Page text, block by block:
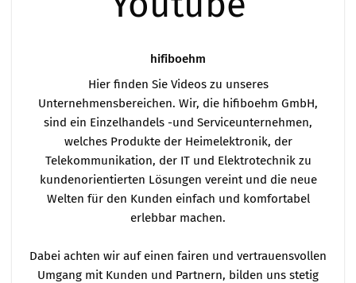
hifiboehm
Hier finden Sie Videos zu unseres
Unternehmensbereichen. Wir, die hifiboehm GmbH,
sind ein Einzelhandels -und Serviceunternehmen,
welches Produkte der Heimelektronik, der
Telekommunikation, der IT und Elektrotechnik zu
kundenorientierten Lösungen vereint und die neue
Welten für den Kunden einfach und komfortabel
erlebbar machen.
Dabei achten wir auf einen fairen und vertrauensvollen
Umgang mit Kunden und Partnern, bilden uns stetig